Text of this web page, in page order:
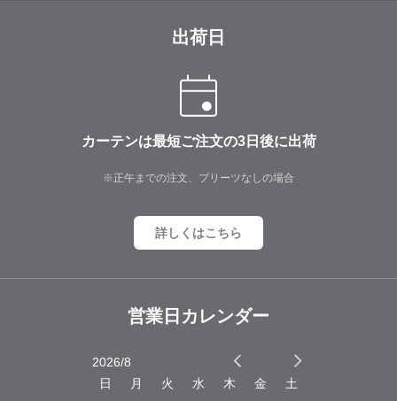
出荷日
カーテンは最短ご注文の3日後に出荷
※正午までの注文、プリーツなしの場合
詳しくはこちら
営業日カレンダー
2026/8
日
月 火 水 木 金
土